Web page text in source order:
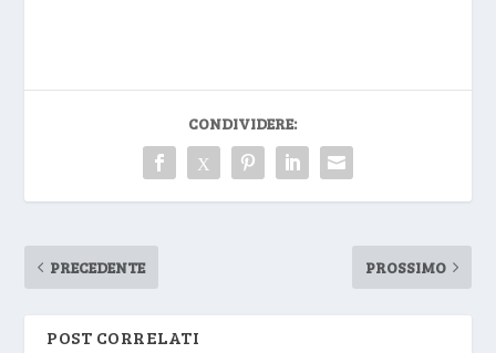
CONDIVIDERE:
PRECEDENTE PROSSIMO
POST CORRELATI